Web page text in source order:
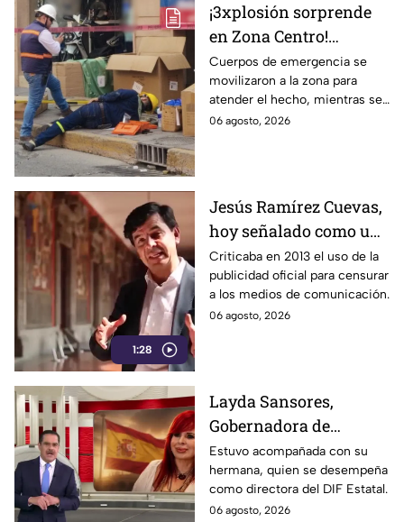
¡3xplosión sorprende
en Zona Centro!
Provoca el cierre
parcial de estas calles
de León
Cuerpos de emergencia se
movilizaron a la zona para
atender el hecho, mientras se
cerró la vialidad para evitar
06 agosto, 2026
1:28
Jesús Ramírez Cuevas,
hoy señalado como una
figura clave en la
estrategia de censura
del gobierno
Criticaba en 2013 el uso de la
publicidad oficial para censurar
a los medios de comunicación.
06 agosto, 2026
Layda Sansores,
Gobernadora de
Campeche, fue captada
viajando en primera
clase rumbo a Madrid
Estuvo acompañada con su
hermana, quien se desempeña
como directora del DIF Estatal.
06 agosto, 2026